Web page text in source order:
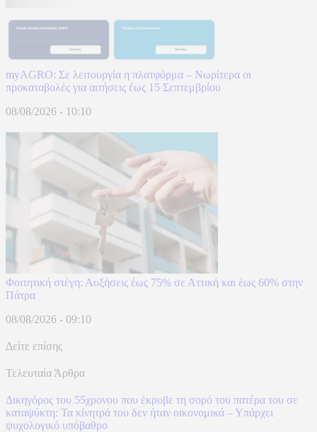
myAGRO: Σε λειτουργία η πλατφόρμα – Νωρίτερα οι
προκαταβολές για αιτήσεις έως 15 Σεπτεμβρίου
08/08/2026 - 10:10
Φοιτητική στέγη: Αυξήσεις έως 75% σε Αττική και έως 60% στην
Πάτρα
08/08/2026 - 09:10
Δείτε επίσης
Τελευταία Άρθρα
Δικηγόρος του 55χρονου που έκρυβε τη σορό του πατέρα του σε
καταψύκτη: Τα κίνητρά του δεν ήταν οικονομικά – Υπάρχει
ψυχολογικό υπόβαθρο